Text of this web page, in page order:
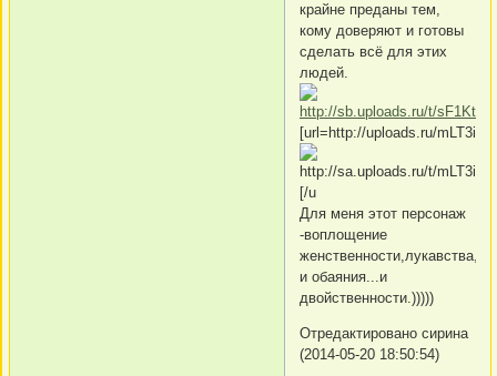
крайне преданы тем,
кому доверяют и готовы
сделать всё для этих
людей.
[url=http://uploads.ru/
[/u
Для меня этот персонаж
-воплощение
и обаяния...и
двойственности.)))))
Отредактировано сирина
(2014-05-20 18:50:54)